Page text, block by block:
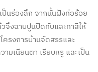
นร่องลึก จากนั้นฝังท่อร้อย
จึงฉาบปูนปิดทับและทาสีให้
รงการบ้านจัดสรรและ
มเนียนตา เรียบหรู และเป็น